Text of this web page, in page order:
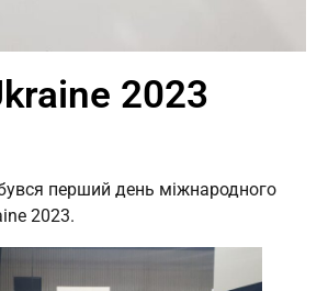
2023
перший день міжнародного
2023.